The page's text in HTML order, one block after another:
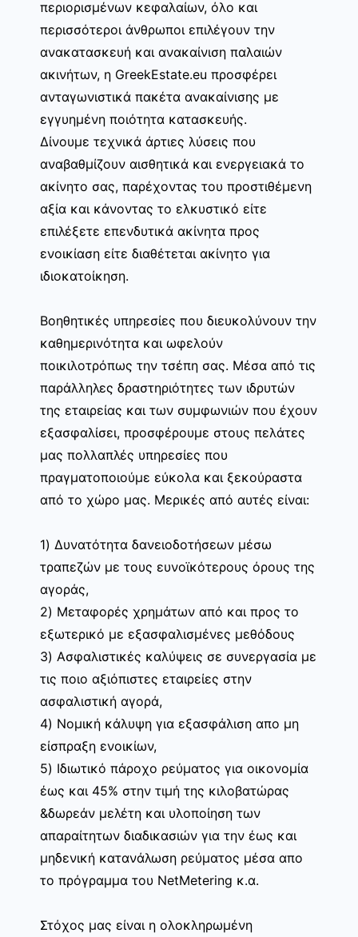
περιορισμένων κεφαλαίων, όλο και
περισσότεροι άνθρωποι επιλέγουν την
ανακατασκευή και ανακαίνιση παλαιών
ακινήτων, η GreekEstate.eu προσφέρει
ανταγωνιστικά πακέτα ανακαίνισης με
εγγυημένη ποιότητα κατασκευής.
Δίνουμε τεχνικά άρτιες λύσεις που
αναβαθμίζουν αισθητικά και ενεργειακά το
ακίνητο σας, παρέχοντας του προστιθέμενη
αξία και κάνοντας το ελκυστικό είτε
επιλέξετε επενδυτικά ακίνητα προς
ενοικίαση είτε διαθέτεται ακίνητο για
ιδιοκατοίκηση.
Βοηθητικές υπηρεσίες που διευκολύνουν την
καθημερινότητα και ωφελούν
ποικιλοτρόπως την τσέπη σας. Μέσα από τις
παράλληλες δραστηριότητες των ιδρυτών
της εταιρείας και των συμφωνιών που έχουν
εξασφαλίσει, προσφέρουμε στους πελάτες
μας πολλαπλές υπηρεσίες που
πραγματοποιούμε εύκολα και ξεκούραστα
από το χώρο μας. Μερικές από αυτές είναι:
1) Δυνατότητα δανειοδοτήσεων μέσω
τραπεζών με τους ευνοϊκότερους όρους της
αγοράς,
2) Μεταφορές χρημάτων από και προς το
εξωτερικό με εξασφαλισμένες μεθόδους
3) Ασφαλιστικές καλύψεις σε συνεργασία με
τις ποιο αξιόπιστες εταιρείες στην
ασφαλιστική αγορά,
4) Νομική κάλυψη για εξασφάλιση απο μη
είσπραξη ενοικίων,
5) Ιδιωτικό πάροχο ρεύματος για οικονομία
έως και 45% στην τιμή της κιλοβατώρας
&δωρεάν μελέτη και υλοποίηση των
απαραίτητων διαδικασιών για την έως και
μηδενική κατανάλωση ρεύματος μέσα απο
το πρόγραμμα του NetMetering κ.α.
Στόχος μας είναι η ολοκληρωμένη